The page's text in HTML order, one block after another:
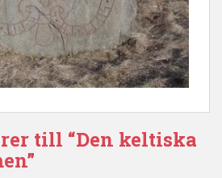
till “Den keltiska